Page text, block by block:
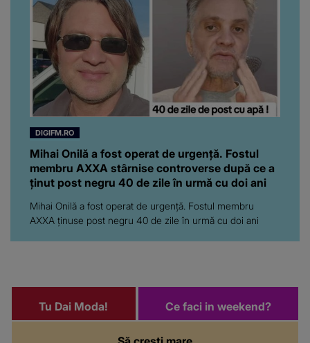
DIGIFM.RO
Mihai Onilă a fost operat de urgență. Fostul
membru AXXA stârnise controverse după ce a
ținut post negru 40 de zile în urmă cu doi ani
Mihai Onilă a fost operat de urgență. Fostul membru
AXXA ținuse post negru 40 de zile în urmă cu doi ani
Tu Dai Moda! Ce faci in weekend?